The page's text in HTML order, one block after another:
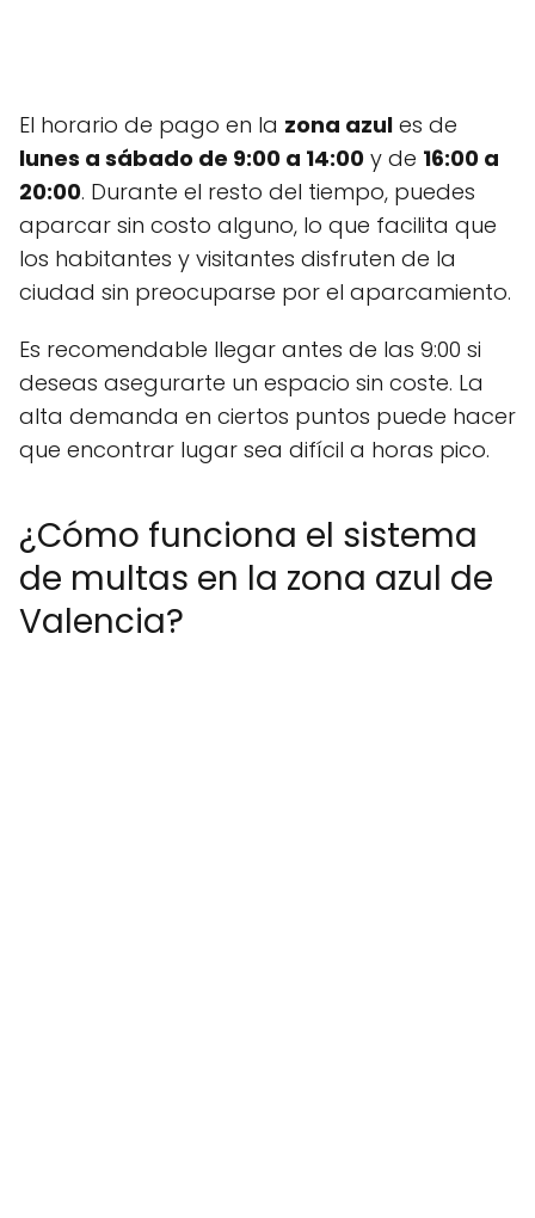
El horario de pago en la zona azul es de
lunes a sábado de 9:00 a 14:00 y de 16:00 a
20:00. Durante el resto del tiempo, puedes
aparcar sin costo alguno, lo que facilita que
los habitantes y visitantes disfruten de la
ciudad sin preocuparse por el aparcamiento.
Es recomendable llegar antes de las 9:00 si
deseas asegurarte un espacio sin coste. La
alta demanda en ciertos puntos puede hacer
que encontrar lugar sea difícil a horas pico.
¿Cómo funciona el sistema
de multas en la zona azul de
Valencia?